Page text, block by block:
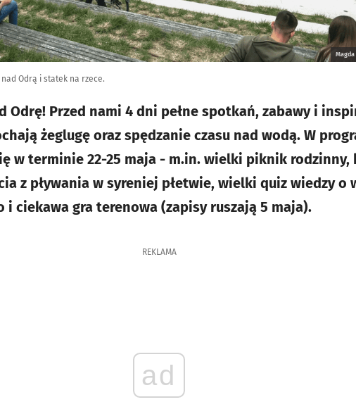
Odrą i statek na rzece.
Odrę! Przed nami 4 dni pełne spotkań, zabawy i
żeglugę oraz spędzanie czasu nad wodą. W
w terminie 22-25 maja - m.in. wielki piknik rodzinny,
z pływania w syreniej płetwie, wielki quiz wiedzy o
i ciekawa gra terenowa (zapisy ruszają 5 maja).
REKLAMA
ad